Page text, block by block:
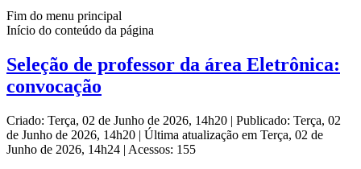
Fim do menu principal
Início do conteúdo da página
Seleção de professor da área Eletrônica:
convocação
Criado: Terça, 02 de Junho de 2026, 14h20 | Publicado: Terça, 02
de Junho de 2026, 14h20 | Última atualização em Terça, 02 de
Junho de 2026, 14h24 | Acessos: 155